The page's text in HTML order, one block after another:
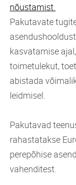
nõustamist.
Pakutavate
kasvatamise
toimetulekut,
abistada
leidmisel.
Pakutavad
rahastatakse
perepõhise
vahenditest.